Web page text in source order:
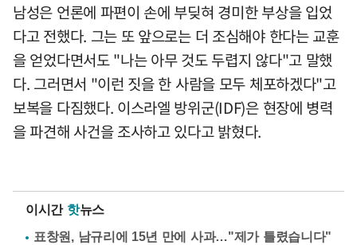
남성은 언론에 파편이 손에 부딪혀 경미한 부상을 입었
다고 전했다. 그는 또 앞으로는 더 조심해야 한다는 교훈
을 얻었다면서도 "나는 아무 것도 두렵지 않다"고 말했
다. 그러면서 "이런 짓을 한 사람을 모두 체포하겠다"고
보복을 다짐했다. 이스라엘 방위군(IDF)은 현장에 병력
을 파견해 사건을 조사하고 있다고 밝혔다.
이시간 핫뉴스
표창원, 남규리에 15년 만에 사과…"제가 틀렸습니다"